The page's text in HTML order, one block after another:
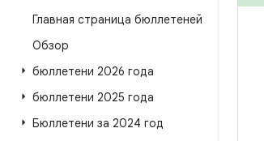
Главная страница бюллетеней
Обзор
бюллетени 2026 года
бюллетени 2025 года
Бюллетени за 2024 год